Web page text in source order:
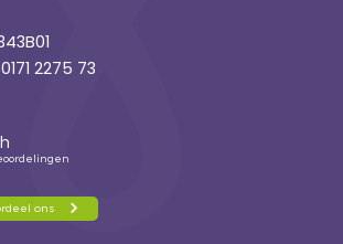
2275 73